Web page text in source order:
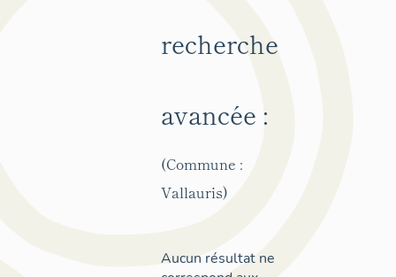
recherche
avancée :
(Commune :
Vallauris)
Aucun résultat ne